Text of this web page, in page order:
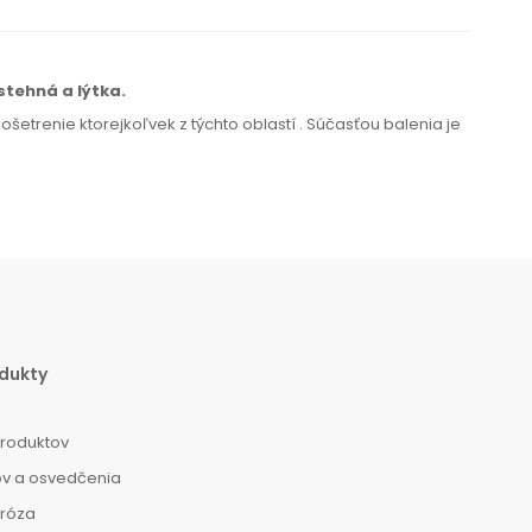
a lýtka.
ošetrenie ktorejkoľvek z týchto oblastí . Súčasťou balenia je
a osvedčenia